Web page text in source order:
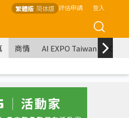
繁體版 简体版 評估申請 登入
商情 AI EXPO Taiwan